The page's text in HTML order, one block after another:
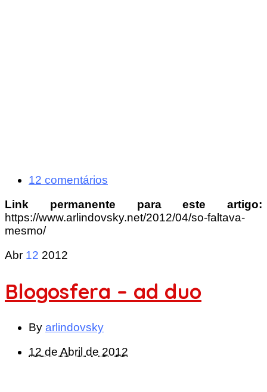
12 comentários
Link permanente para este artigo:
https://www.arlindovsky.net/2012/04/so-faltava-
mesmo/
Abr 12 2012
Blogosfera – ad duo
By arlindovsky
12 de Abril de 2012